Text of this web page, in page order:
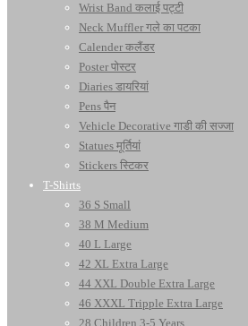
Wrist Band कलाई पट्टी
Neck Muffler गले का पटका
Calender कलैंडर
Poster पोस्टर
Diaries डायरियां
Pens पैन
Vehicle Decorative गाडी की सज्जा
Statues मूर्तियां
Stickers स्टिकर
T-Shirts
36 S Small
38 M Medium
40 L Large
42 XL Extra Large
44 XXL Double Extra Large
46 XXXL Tripple Extra Large
28 Children 3-5 Years